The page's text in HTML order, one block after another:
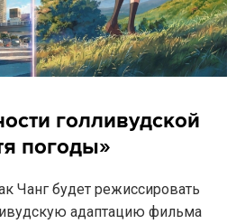
голливудской
погоды»
Чанг будет режиссировать
адаптацию фильма